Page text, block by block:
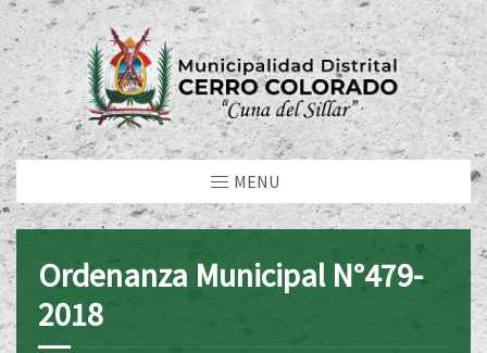
MENU
Ordenanza Municipal N°479-
2018